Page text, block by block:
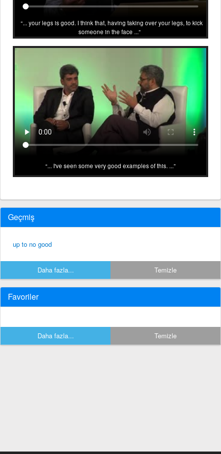
... your legs is good. I think that, having taking over your legs, to kick
someone in the face ...
... I've seen some very good examples of this. ...
Geçmiş
up to no good
Daha fazla... Temizle
Favoriler
Daha fazla... Temizle